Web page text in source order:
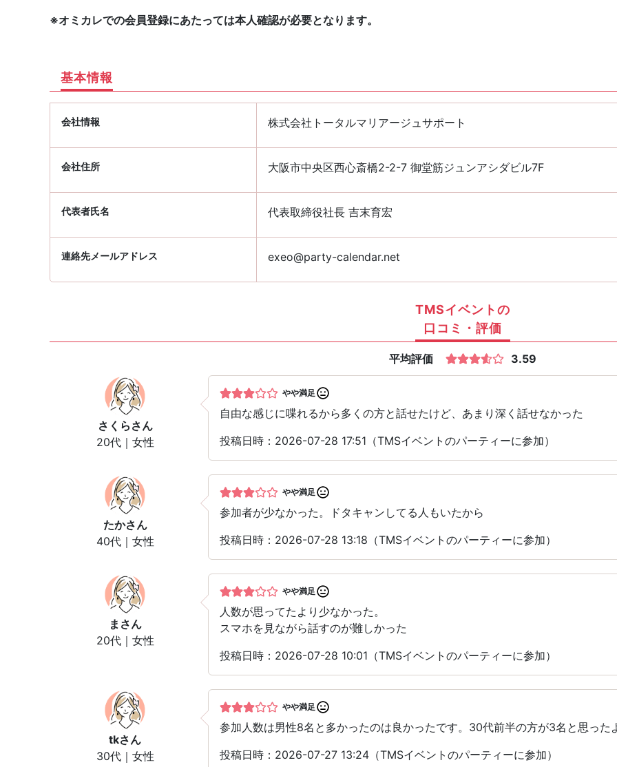
※オミカレでの会員登録にあたっては本人確認が必要となります。
基本情報
会社情報 株式会社トータルマリアージュサポート
会社住所 大阪市中央区西心斎橋2-2-7 御堂筋ジュンアシダビル7F
代表者氏名 代表取締役社長 吉末育宏
連絡先メールアドレス exeo@party-calendar.net
TMSイベントの
口コミ・評価
平均評価 3.59
さくら さん
20代｜女性
やや満足
自由な感じに喋れるから多くの方と話せたけど、あまり深く話せなかった
投稿日時：2026-07-28 17:51（TMSイベントのパーティーに参加）
たかさん
40代｜女性
やや満足
参加者が少なかった。ドタキャンしてる人もいたから
投稿日時：2026-07-28 13:18（TMSイベントのパーティーに参加）
ま さん
20代｜女性
やや満足
人数が思ってたより少なかった。
スマホを見ながら話すのが難しかった
投稿日時：2026-07-28 10:01（TMSイベントのパーティーに参加）
tkさん
30代｜女性
やや満足
参加人数は男性8名と多かったのは良かったです。30代前半の方が3名と思った
投稿日時：2026-07-27 13:24（TMSイベントのパーティーに参加）